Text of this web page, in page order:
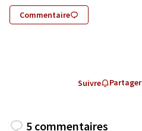
Commentaire
Suivre Partager
5 commentaires